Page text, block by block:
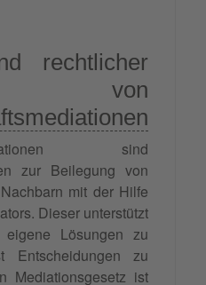
rechtlicher
von
sind
zur Beilegung von
mit der Hilfe
Dieser unterstützt
Lösungen zu
Entscheidungen zu
Mediationsgesetz ist